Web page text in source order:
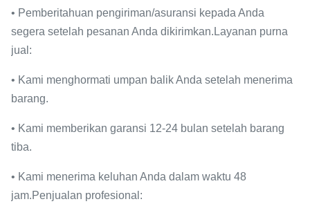
• Pemberitahuan pengiriman/asuransi kepada Anda
segera setelah pesanan Anda dikirimkan.Layanan purna
jual:
• Kami menghormati umpan balik Anda setelah menerima
barang.
• Kami memberikan garansi 12-24 bulan setelah barang
tiba.
• Kami menerima keluhan Anda dalam waktu 48
jam.Penjualan profesional: